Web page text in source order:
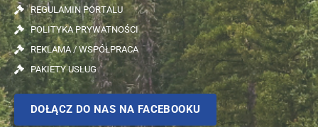
REGULAMIN PORTALU
POLITYKA PRYWATNOŚCI
REKLAMA / WSPÓŁPRACA
PAKIETY USŁUG
DOŁĄCZ DO NAS NA FACEBOOKU